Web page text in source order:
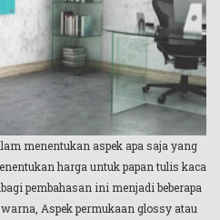
menentukan aspek apa saja yang
harga untuk papan tulis kaca
pembahasan ini menjadi beberapa
Aspek permukaan glossy atau